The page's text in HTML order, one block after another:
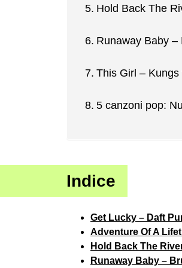
Hold Back The
Runaway Baby –
This Girl – Kungs
5 canzoni pop:
Indice
Get Lucky – Daft
Adventure Of A
Hold Back The
Runaway Baby –